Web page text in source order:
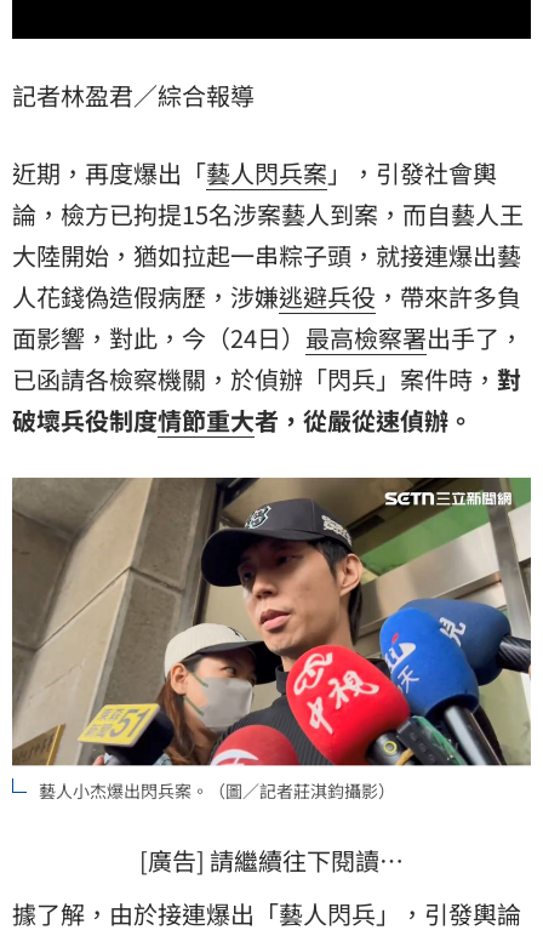
記者林盈君／綜合報導
近期，再度爆出「藝人閃兵案 」，引發社會輿
論，檢方已拘提15名涉案藝人到案，而自藝人王
大陸開始，猶如拉起一串粽子頭，就接連爆出藝
人花錢偽造假病歷，涉嫌逃避兵役 ，帶來許多負
面影響，對此，今（24日） 最高檢察署出手了，
已函請各檢察機關，於偵辦「閃兵」案件時， 對
破壞兵役制度情節重大者，從嚴從速偵辦。
藝人小杰爆出閃兵案。（圖／記者莊淇鈞攝影）
[廣告] 請繼續往下閱讀…
據了解，由於接連爆出「藝人閃兵」，引發輿論